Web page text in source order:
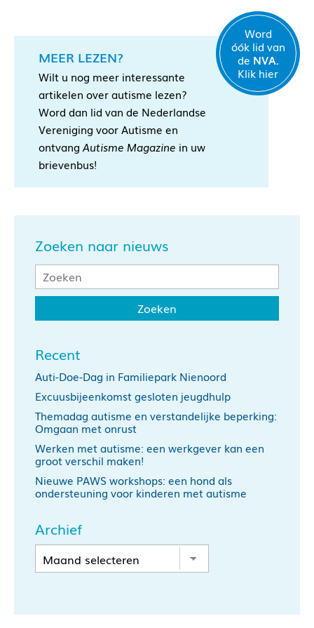
MEER LEZEN?
Wilt u nog meer interessante
artikelen over autisme lezen?
Word dan lid van de Nederlandse
Vereniging voor Autisme en
ontvang Autisme Magazine in uw
brievenbus!
Word
óók lid van
de NVA.
Klik hier
Zoeken naar nieuws
Recent
Auti-Doe-Dag in Familiepark Nienoord
Excuusbijeenkomst gesloten jeugdhulp
Themadag autisme en verstandelijke beperking:
Omgaan met onrust
Werken met autisme: een werkgever kan een
groot verschil maken!
Nieuwe PAWS workshops: een hond als
ondersteuning voor kinderen met autisme
Archief